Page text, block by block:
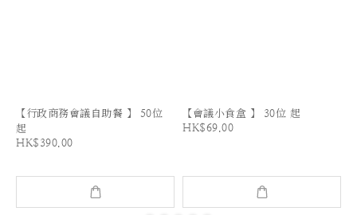
【行政商務會議自助餐 】 50位
起
HK$390.00
【會議小食盒 】 30位 起
HK$69.00